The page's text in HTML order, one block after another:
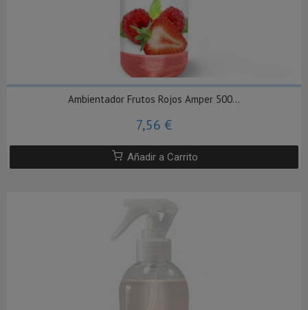
Ambientador Frutos Rojos Amper 500...
7,56 €
Añadir a Carrito